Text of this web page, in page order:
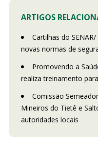
ARTIGOS
Cartilhas do
novas normas de
Promovendo a
realiza treinamento
Comissão
Mineiros do Tietê e
autoridades locais